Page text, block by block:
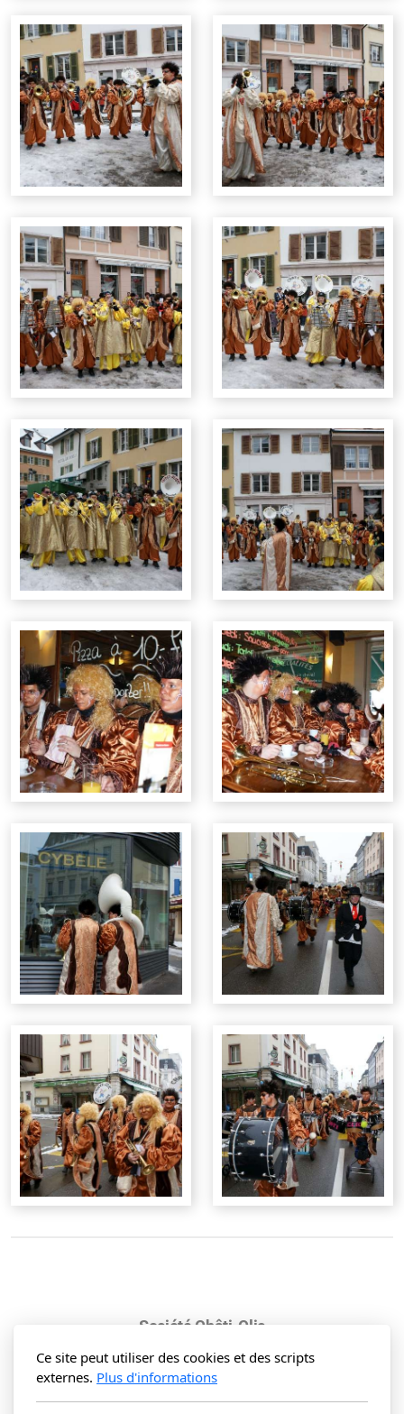
Société Châti-Clic
Case postale 77
2852 Courtételle (Suisse)
Ce site peut utiliser des cookies et des scripts
externes. Plus d'informations